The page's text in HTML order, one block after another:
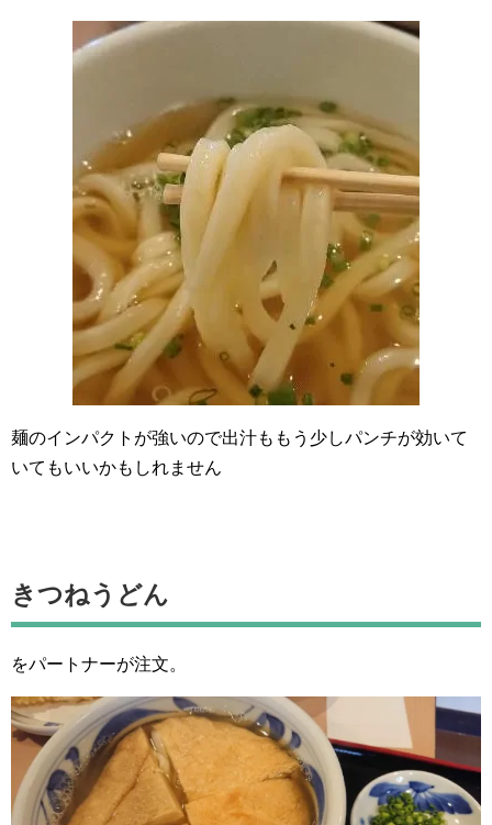
麺のインパクトが強いので出汁ももう少しパンチが効いて
いてもいいかもしれません
きつねうどん
をパートナーが注文。